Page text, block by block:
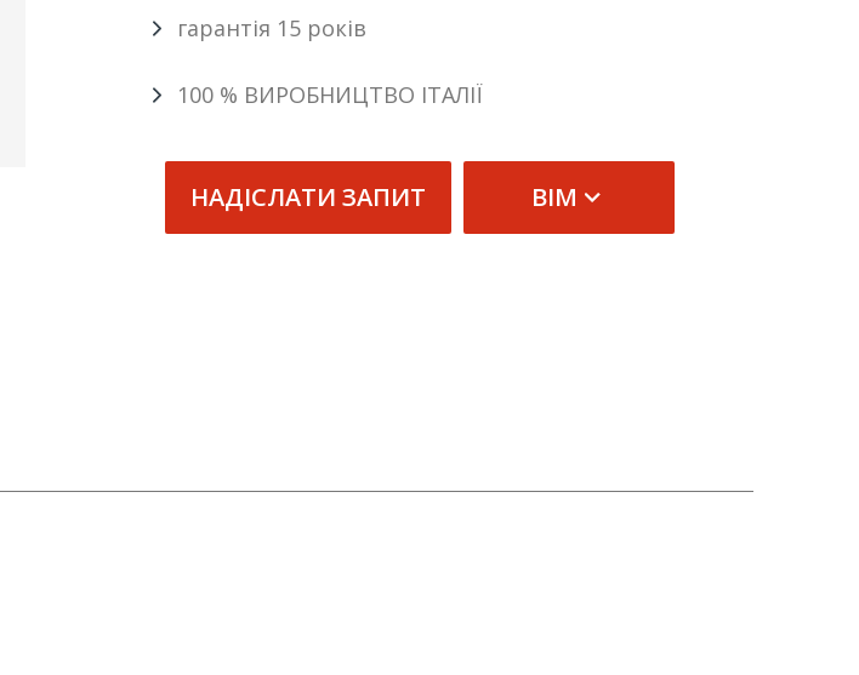
гарантія 15 років
100 % ВИРОБНИЦТВО ІТАЛІЇ
НАДІСЛАТИ ЗАПИТ BIM